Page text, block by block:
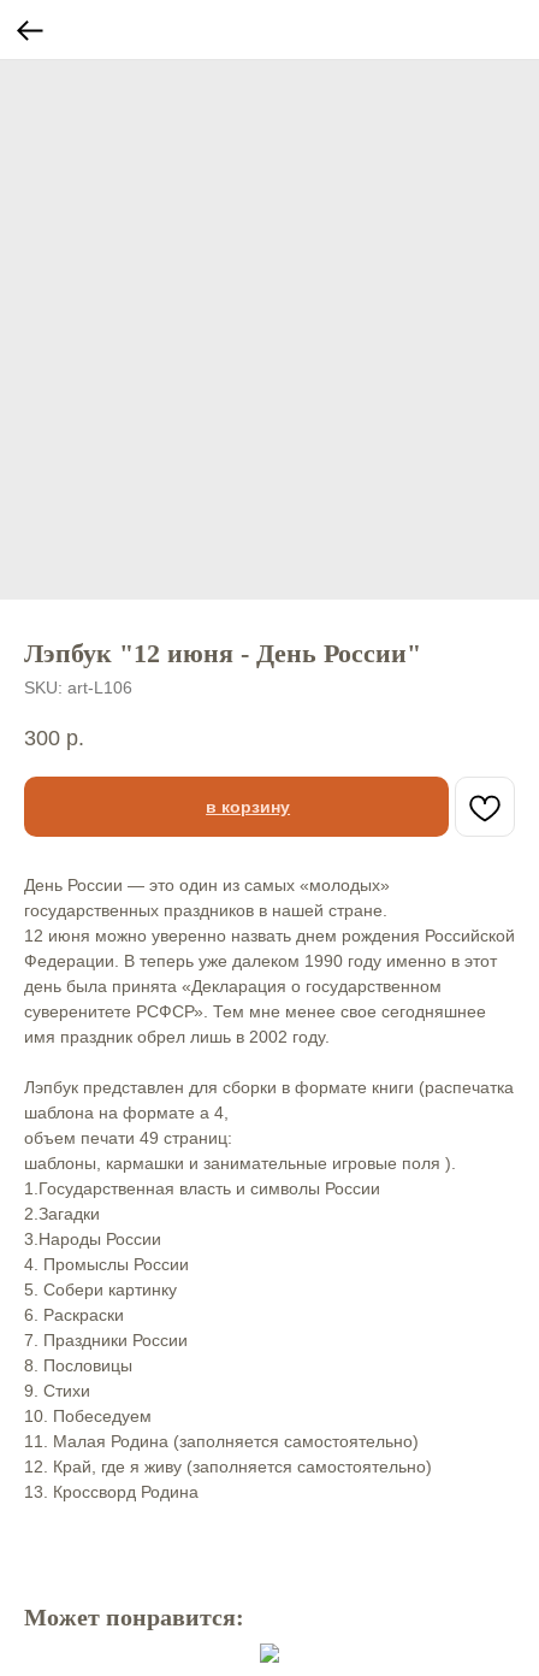
Лэпбук "12 июня - День России"
SKU: art-L106
300 р.
в корзину
День России — это один из самых «молодых»
государственных праздников в нашей стране.⠀
12 июня можно уверенно назвать днем рождения Российской
Федерации. В теперь уже далеком 1990 году именно в этот
день была принята «Декларация о государственном
суверенитете РСФСР». Тем мне менее свое сегодняшнее
имя праздник обрел лишь в 2002 году.⠀
Лэпбук представлен для сборки в формате книги (распечатка
шаблона на формате а 4, ⠀
объем печати 49 страниц:⠀
шаблоны, кармашки и занимательные игровые поля ).⠀
1.Государственная власть и символы России⠀
2.Загадки⠀
3.Народы России⠀
4. Промыслы России⠀
5. Собери картинку⠀
6. Раскраски⠀
7. Праздники России⠀
8. Пословицы⠀
9. Стихи⠀
10. Побеседуем⠀
11. Малая Родина (заполняется самостоятельно)⠀
12. Край, где я живу (заполняется самостоятельно)
13. Кроссворд Родина⠀
Может понравится: